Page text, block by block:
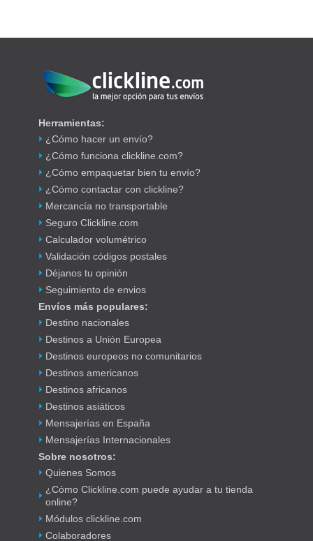
Herramientas:
¿Cómo hacer un envío?
¿Cómo funciona clickline.com?
¿Cómo empaquetar bien tu envío?
¿Cómo contactar con clickline?
Mercancía no transportable
Seguro Clickline.com
Calculador volumétrico
Validación códigos postales
Déjanos tu opinión
Seguimiento de envios
Envíos más populares:
Destino nacionales
Destinos a Unión Europea
Destinos europeos no comunitarios
Destinos americanos
Destinos africanos
Destinos asiáticos
Mensajerías en España
Mensajerías Internacionales
Sobre nosotros:
Quienes Somos
¿Cómo Clickline.com puede ayudar a tu tienda
online?
Módulos clickline.com
Colaboradores